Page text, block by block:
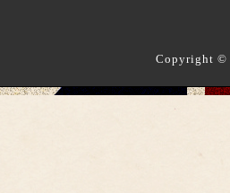
Copyright ©